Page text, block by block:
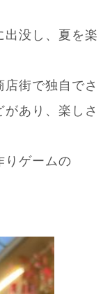
出没し、夏を楽
街で独自でさ
あり、楽しさ
りゲームの